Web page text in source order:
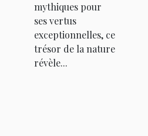
mythiques pour
ses vertus
exceptionnelles, ce
trésor de la nature
révèle...